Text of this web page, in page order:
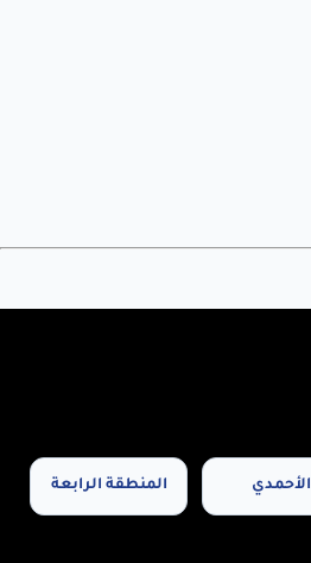
الأحمدي المنطقة الرابعة